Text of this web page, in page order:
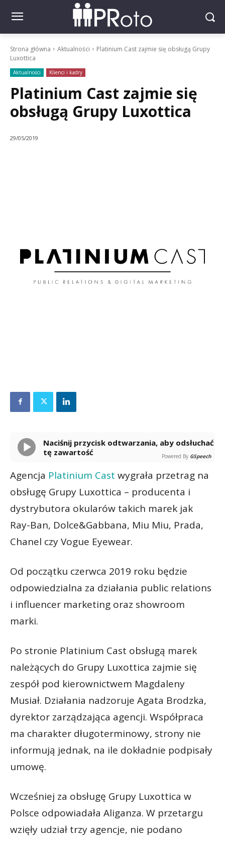
Strona główna Aktualności
Platinium Cast zajmie się obsługą Grupy
Luxottica
Aktualności Klienci i kadry
Platinium Cast zajmie się
obsługą Grupy Luxottica
29/05/2019
Naciśnij przycisk odtwarzania, aby odsłuchać
tę zawartość
Powered By GSpeech
Agencja Platinium Cast wygrała przetrag na
obsługę Grupy Luxottica – producenta i
dystrybutora okularów takich marek jak
Ray-Ban, Dolce&Gabbana, Miu Miu, Prada,
Chanel czy Vogue Eyewear.
Od początku czerwca 2019 roku będzie
odpowiedzialna za działania public relations
i influencer marketing oraz showroom
marki.
Po stronie Platinium Cast obsługą marek
należących do Grupy Luxottica zajmie się
zespół pod kierownictwem Magdaleny
Musiał. Działania nadzoruje Agata Brodzka,
dyrektor zarządzająca agencji. Współpraca
ma charakter długoterminowy, strony nie
informują jednak, na ile dokładnie podpisały
umowę.
Wcześniej za obsługę Grupy Luxottica w
Polsce odpowiadała Aliganza. W przetargu
wzięły udział trzy agencje, nie podano